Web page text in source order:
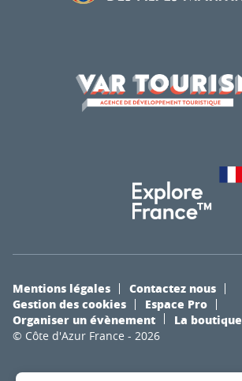
© Côte d'Azur France - 2026
Mentions légales
Contactez nous
Gestion des cookies
Espace Pro
Organiser un évènement
La boutique